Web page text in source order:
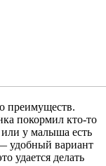
преимуществ.
покормил кто-то
у малыша есть
удобный вариант
удается делать